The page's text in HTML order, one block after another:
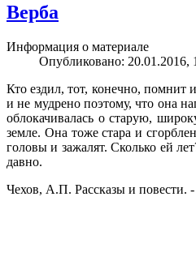
Верба
Информация о материале
Опубликовано: 20.01.2016,
Кто ездил, тот, конечно, помнит
и не мудрено поэтому, что она
облокачивалась о старую,
земле. Она тоже стара и
головы и зажалят. Сколько ей
давно.
Чехов, А.П. Рассказы и повести.